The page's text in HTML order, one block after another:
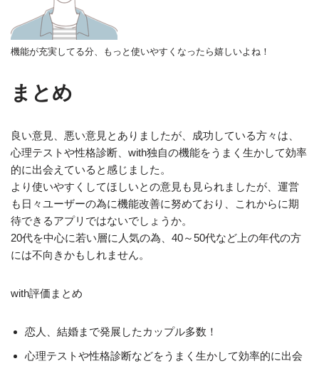
機能が充実してる分、もっと使いやすくなったら嬉しいよね！
まとめ
良い意見、悪い意見とありましたが、成功している方々は、
心理テストや性格診断、with独自の機能をうまく生かして効率
的に出会えている と感じました。
より使いやすくしてほしいとの意見も見られましたが、運営
も日々ユーザーの為に機能改善に努めており、これからに期
待できるアプリではないでしょうか。
20代を中心に若い層に人気の為、40～50代など上の年代の方
には不向きかもしれません。
with評価まとめ
恋人、結婚まで発展したカップル多数！
心理テストや性格診断などをうまく生かして効率的に出会